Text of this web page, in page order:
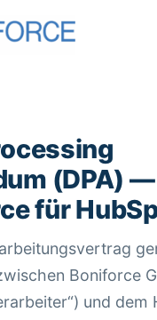
(DPA) —
für
Boniforce
und dem